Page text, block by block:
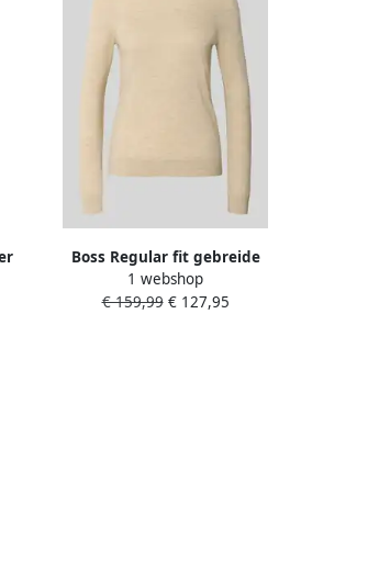
Boss Regular fit gebreide
pullover van pure scheerwol
model 'FERPINA'
1 webshop
€ 159,99€ 127,95